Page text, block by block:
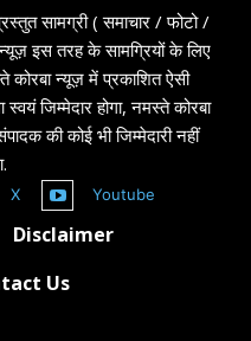
सामग्री ( समाचार / फोटो /
न्यूज़ इस तरह के सामग्रियों के लिए
कोरबा न्यूज़ में प्रकाशित ऐसी
जिम्मेदार होगा, नमस्ते कोरबा
की कोई भी जिम्मेदारी नहीं
X Youtube
Disclaimer
Us